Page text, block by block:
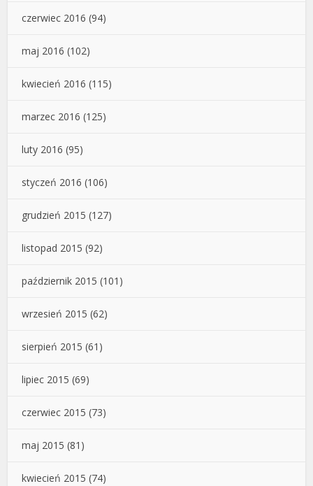
czerwiec 2016 (94)
maj 2016 (102)
kwiecień 2016 (115)
marzec 2016 (125)
luty 2016 (95)
styczeń 2016 (106)
grudzień 2015 (127)
listopad 2015 (92)
październik 2015 (101)
wrzesień 2015 (62)
sierpień 2015 (61)
lipiec 2015 (69)
czerwiec 2015 (73)
maj 2015 (81)
kwiecień 2015 (74)